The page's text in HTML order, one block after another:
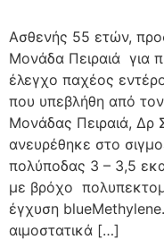
Ασθενής 55 ετών,
Μονάδα Πειραιά για
έλεγχο παχέος
που υπεβλήθη από
Μονάδας Πειραιά, Δρ
ανευρέθηκε στο
πολύποδας 3 – 3,5
με βρόχο
έγχυση
αιμοστατικά […]